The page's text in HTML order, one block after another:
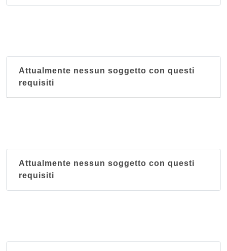
Attualmente nessun soggetto con questi
requisiti
Attualmente nessun soggetto con questi
requisiti